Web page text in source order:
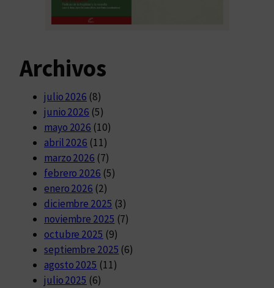
Archivos
julio 2026 (8)
junio 2026 (5)
mayo 2026 (10)
abril 2026 (11)
marzo 2026 (7)
febrero 2026 (5)
enero 2026 (2)
diciembre 2025 (3)
noviembre 2025 (7)
octubre 2025 (9)
septiembre 2025 (6)
agosto 2025 (11)
julio 2025 (6)